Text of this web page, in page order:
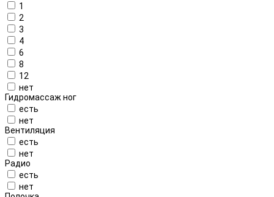
1
2
3
4
6
8
12
нет
Гидромассаж ног
есть
нет
Вентиляция
есть
нет
Радио
есть
нет